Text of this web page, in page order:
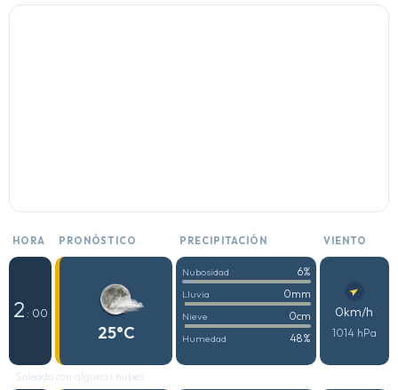
HORA PRONÓSTICO PRECIPITACIÓN VIENTO
2 : 00
25°C
Nubosidad 6%
Lluvia 0mm
Nieve 0cm
Humedad 48%
0km/h
1014 hPa
Soleado con algunas nubes